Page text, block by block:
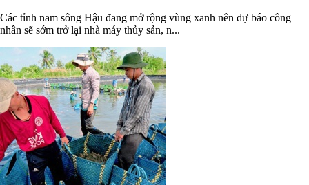
Các tỉnh nam sông Hậu đang mở rộng vùng xanh nên dự báo công
nhân sẽ sớm trở lại nhà máy thủy sản, n...